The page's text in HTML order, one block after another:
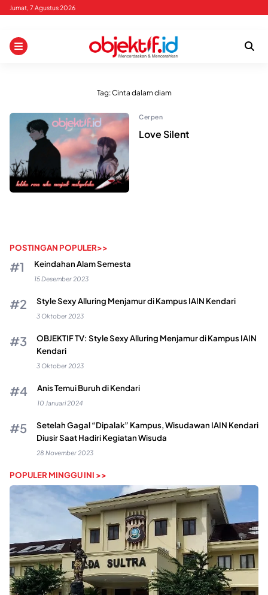
Skip
content
Jumat, 7 Agustus 2026
Tag:Cinta dalam diam
Cerpen
Love Silent
POSTINGAN POPULER>>
Keindahan Alam Semesta
15 Desember 2023
Style Sexy Alluring Menjamur di Kampus IAIN Kendari
3 Oktober 2023
OBJEKTIF TV: Style Sexy Alluring Menjamur di Kampus IAIN
Kendari
3 Oktober 2023
Anis Temui Buruh di Kendari
10 Januari 2024
Setelah Gagal “Dipalak” Kampus, Wisudawan IAIN Kendari
Diusir Saat Hadiri Kegiatan Wisuda
28 November 2023
POPULER MINGGU INI >>